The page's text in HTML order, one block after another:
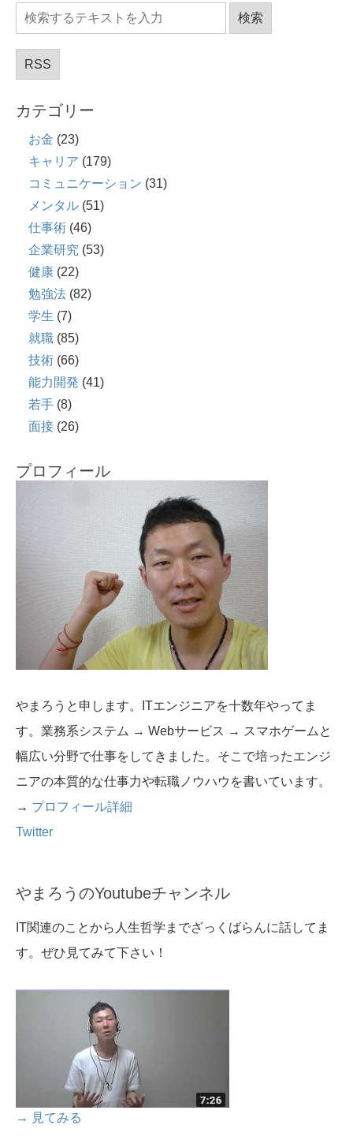
RSS
カテゴリー
お金 (23)
キャリア (179)
コミュニケーション (31)
メンタル (51)
仕事術 (46)
企業研究 (53)
健康 (22)
勉強法 (82)
学生 (7)
就職 (85)
技術 (66)
能力開発 (41)
若手 (8)
面接 (26)
プロフィール
やまろうと申します。ITエンジニアを十数年やってま
す。業務系システム → Webサービス → スマホゲームと
幅広い分野で仕事をしてきました。そこで培ったエンジ
ニアの本質的な仕事力や転職ノウハウを書いています。
→ プロフィール詳細
Twitter
やまろうのYoutubeチャンネル
IT関連のことから人生哲学までざっくばらんに話してま
す。ぜひ見てみて下さい！
→ 見てみる